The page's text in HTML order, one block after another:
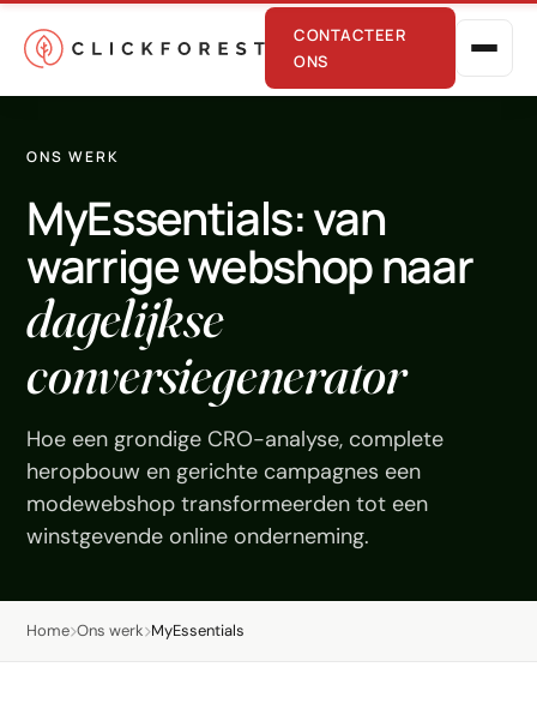
CONTACTEER
ONS
Online marketing
Performance
GEO
CRO
LinkedIn
ONS WERK
MyEssentials: van
warrige webshop naar
dagelijkse
conversiegenerator
Hoe een grondige CRO-analyse, complete
heropbouw en gerichte campagnes een
modewebshop transformeerden tot een
winstgevende online onderneming.
Home Ons werk MyEssentials